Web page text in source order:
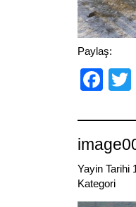
Paylaş:
Yayin Tarihi
Kategori